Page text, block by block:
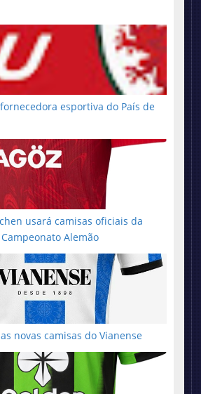
esportiva do País de
usará camisas oficiais da
Alemão
novas camisas do Vianense